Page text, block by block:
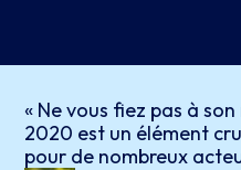
« Ne vous fiez pas à
2020 est un élément
pour de nombreux